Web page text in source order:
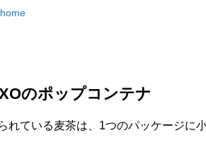
のポップコンテナ
れている麦茶は、1つのパッケージに